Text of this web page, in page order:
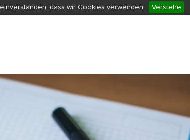
dass wir Cookies verwenden. Verstehe